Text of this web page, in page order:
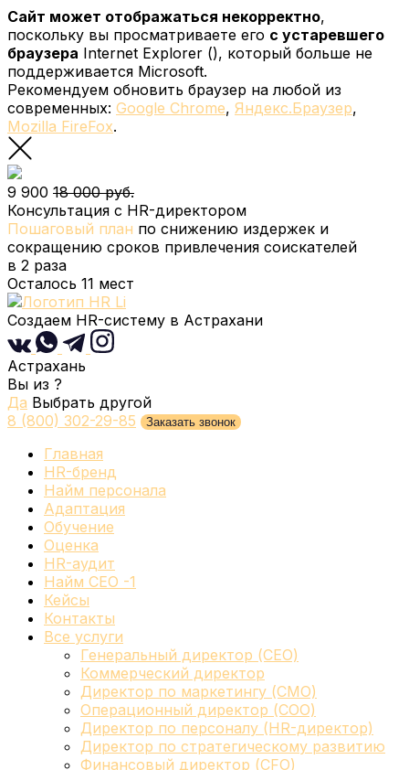
Сайт может отображаться некорректно,
поскольку вы просматриваете его с устаревшего
браузера Internet Explorer (), который больше не
поддерживается Microsoft.
Рекомендуем обновить браузер на любой из
современных: Google Chrome, Яндекс.Браузер,
Mozilla FireFox.
9 900 18 000 руб.
Консультация с HR-директором
Пошаговый план по снижению издержек и
сокращению сроков привлечения соискателей
в 2 раза
Осталось 11 мест
Создаем HR-систему в Астрахани
Астрахань
Вы из ?
Да Выбрать другой
8 (800) 302-29-85
Заказать звонок
Главная
HR-бренд
Найм персонала
Адаптация
Обучение
Оценка
HR-аудит
Найм СЕО -1
Кейсы
Контакты
Все услуги
Генеральный директор (CEO)
Коммерческий директор
Директор по маркетингу (CMO)
Операционный директор (COO)
Директор по персоналу (HR-директор)
Директор по стратегическому развитию
Финансовый директор (CFO)